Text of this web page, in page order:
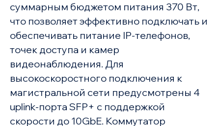
суммарным бюджетом питания 370 Вт,
что позволяет эффективно подключать и
обеспечивать питание IP-телефонов,
точек доступа и камер
видеонаблюдения. Для
высокоскоростного подключения к
магистральной сети предусмотрены 4
uplink-порта SFP+ с поддержкой
скорости до 10GbE. Коммутатор